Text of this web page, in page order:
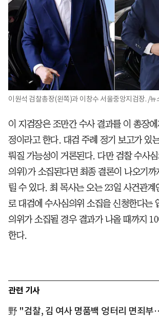
이원석 검찰총장(왼쪽)과 이창수 서울중앙지검장. /뉴
이 지검장은 조만간 수사 결과를 이 총장에
정이라고 한다. 대검 주례 정기 보고가 있
뤄질 가능성이 거론된다. 다만 검찰 수사
의위)가 소집된다면 최종 결론이 나오기까
릴 수 있다. 최 목사는 오는 23일 사건관계
로 대검에 수사심의위 소집을 신청한다는
의위가 소집될 경우 결과가 나올 때까지
한다.
관련 기사
野 "검찰, 김 여사 명품백 엉터리 면죄